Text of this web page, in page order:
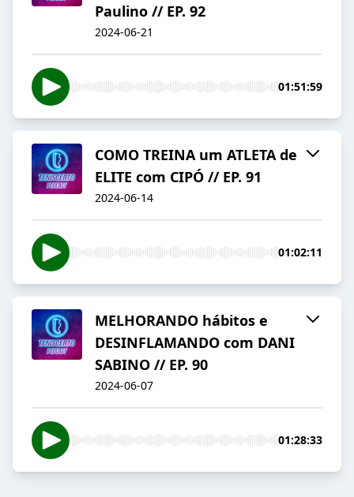
Paulino // EP. 92
2024-06-21
01:51:59
COMO TREINA um ATLETA de
ELITE com CIPÓ // EP. 91
2024-06-14
01:02:11
MELHORANDO hábitos e
DESINFLAMANDO com DANI
SABINO // EP. 90
2024-06-07
01:28:33